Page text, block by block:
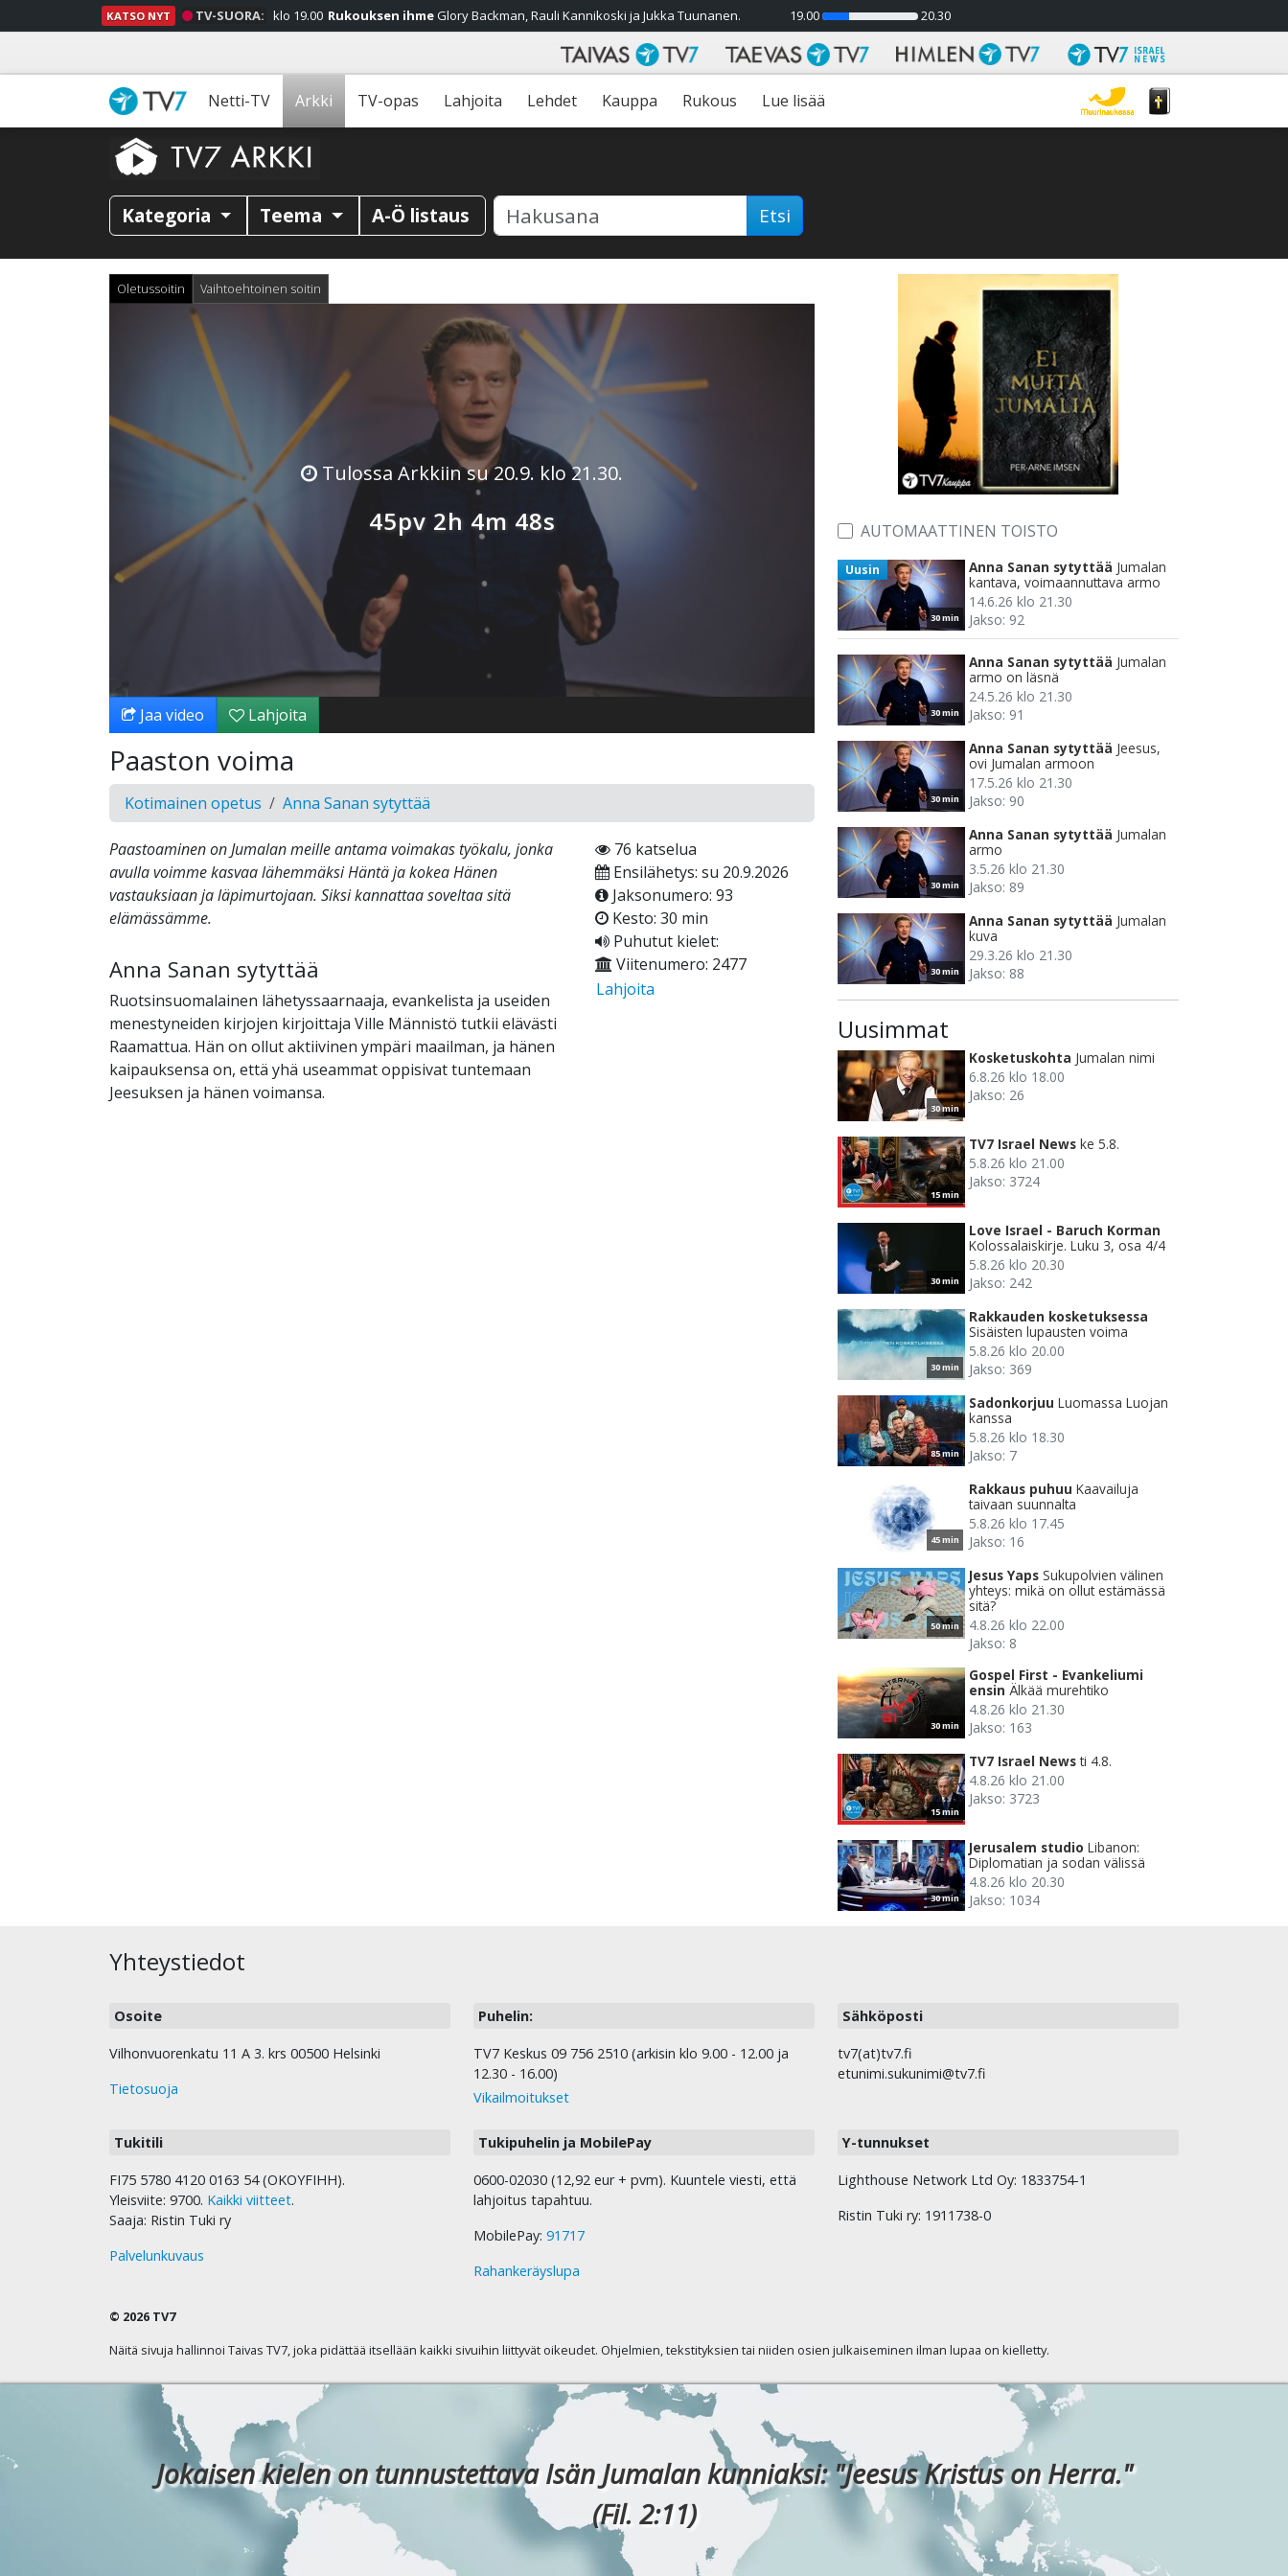
KATSO NYT TV-SUORA: klo 19.00 Rukouksen ihmeGlory Backman, Rauli Kannikoski ja Jukka Tuunanen. 19.00
28%
20.30
Netti-TV Arkki TV-opas Lahjoita Lehdet Kauppa Rukous Lue lisää
Kategoria Teema A-Ö listaus Etsi
Oletussoitin Vaihtoehtoinen soitin
Tulossa Arkkiin su 20.9. klo 21.30.
45pv 2h 4m 46s
Jaa video Lahjoita
Paaston voima
Kotimainen opetus Anna Sanan sytyttää
Paastoaminen on Jumalan meille antama voimakas työkalu, jonka
avulla voimme kasvaa lähemmäksi Häntä ja kokea Hänen
vastauksiaan ja läpimurtojaan. Siksi kannattaa soveltaa sitä
elämässämme.
Anna Sanan sytyttää
Ruotsinsuomalainen lähetyssaarnaaja, evankelista ja useiden
menestyneiden kirjojen kirjoittaja Ville Männistö tutkii elävästi
Raamattua. Hän on ollut aktiivinen ympäri maailman, ja hänen
kaipauksensa on, että yhä useammat oppisivat tuntemaan
Jeesuksen ja hänen voimansa.
76 katselua
Ensilähetys: su 20.9.2026
Jaksonumero: 93
Kesto: 30 min
Puhutut kielet:
Viitenumero: 2477
Lahjoita
AUTOMAATTINEN TOISTO
30 min
Uusin Anna Sanan sytyttää Jumalan
kantava, voimaannuttava armo
14.6.26 klo 21.30
Jakso: 92
30 min
Anna Sanan sytyttää Jumalan
armo on läsnä
24.5.26 klo 21.30
Jakso: 91
30 min
Anna Sanan sytyttää Jeesus,
ovi Jumalan armoon
17.5.26 klo 21.30
Jakso: 90
30 min
Anna Sanan sytyttää Jumalan
armo
3.5.26 klo 21.30
Jakso: 89
30 min
Anna Sanan sytyttää Jumalan
kuva
29.3.26 klo 21.30
Jakso: 88
Uusimmat
30 min
Kosketuskohta Jumalan nimi
6.8.26 klo 18.00
Jakso: 26
15 min
TV7 Israel News ke 5.8.
5.8.26 klo 21.00
Jakso: 3724
30 min
Love Israel - Baruch Korman
Kolossalaiskirje. Luku 3, osa 4/4
5.8.26 klo 20.30
Jakso: 242
30 min
Rakkauden kosketuksessa
Sisäisten lupausten voima
5.8.26 klo 20.00
Jakso: 369
85 min
Sadonkorjuu Luomassa Luojan
kanssa
5.8.26 klo 18.30
Jakso: 7
45 min
Rakkaus puhuu Kaavailuja
taivaan suunnalta
5.8.26 klo 17.45
Jakso: 16
50 min
Jesus Yaps Sukupolvien välinen
yhteys: mikä on ollut estämässä
sitä?
4.8.26 klo 22.00
Jakso: 8
30 min
Gospel First - Evankeliumi
ensin Älkää murehtiko
4.8.26 klo 21.30
Jakso: 163
15 min
TV7 Israel News ti 4.8.
4.8.26 klo 21.00
Jakso: 3723
30 min
Jerusalem studio Libanon:
Diplomatian ja sodan välissä
4.8.26 klo 20.30
Jakso: 1034
Yhteystiedot
Osoite
Vilhonvuorenkatu 11 A 3. krs 00500 Helsinki
Tietosuoja
Puhelin:
TV7 Keskus 09 756 2510 (arkisin klo 9.00 - 12.00 ja
12.30 - 16.00)
Vikailmoitukset
Sähköposti
tv7(at)tv7.fi
etunimi.sukunimi@tv7.fi
Tukitili
FI75 5780 4120 0163 54 (OKOYFIHH).
Yleisviite: 9700. Kaikki viitteet.
Saaja: Ristin Tuki ry
Palvelunkuvaus
Tukipuhelin ja MobilePay
0600-02030 (12,92 eur + pvm). Kuuntele viesti, että
lahjoitus tapahtuu.
MobilePay: 91717
Rahankeräyslupa
Y-tunnukset
Lighthouse Network Ltd Oy: 1833754-1
Ristin Tuki ry: 1911738-0
© 2026 TV7
Näitä sivuja hallinnoi Taivas TV7, joka pidättää itsellään kaikki sivuihin liittyvät oikeudet. Ohjelmien, tekstityksien tai niiden osien julkaiseminen ilman lupaa on kielletty.
Jokaisen kielen on tunnustettava Isän Jumalan kunniaksi: "Jeesus Kristus on Herra."
(Fil. 2:11)